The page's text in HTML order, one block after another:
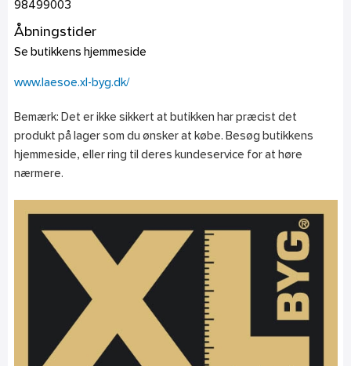
98499003
Åbningstider
Se butikkens hjemmeside
www.laesoe.xl-byg.dk/
Bemærk: Det er ikke sikkert at butikken har præcist det
produkt på lager som du ønsker at købe. Besøg butikkens
hjemmeside, eller ring til deres kundeservice for at høre
nærmere.